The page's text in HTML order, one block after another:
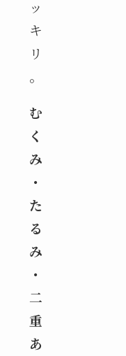
ッ
キ
リ
。
む
く
み
・
た
る
み
・
二
重
あ